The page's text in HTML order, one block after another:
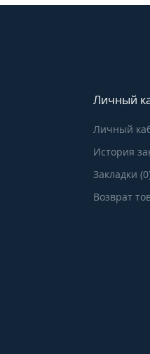
Личный
Личный
История
Закладки
Возврат